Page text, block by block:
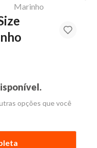
opções que você